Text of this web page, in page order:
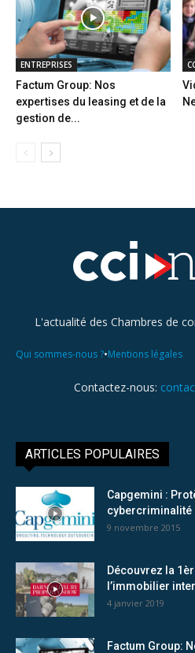
ENTREPRISES
Factum Group: Nos
expertises du leasing et de la
gestion de...
L'actualité des Chambres de
Qui sommes-nous ?•Mentions légales
Contactez-nous:
ARTICLES POPULAIRES
Capgemini :
cybercriminalité
9 novembre 2015
Découvrez la
l’immobilier
4 janvier 2019
Factum Group: